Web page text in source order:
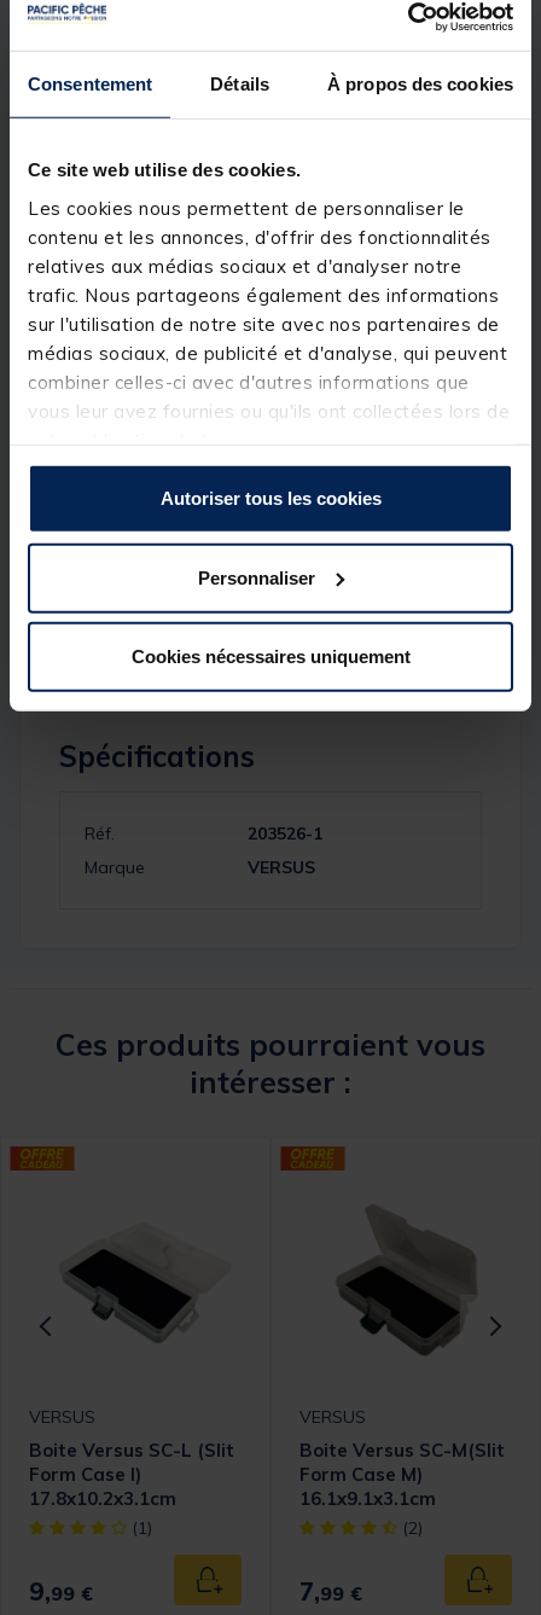
Consentement Détails À propos des cookies
Ce site web utilise des cookies.
Les cookies nous permettent de personnaliser le
contenu et les annonces, d'offrir des fonctionnalités
relatives aux médias sociaux et d'analyser notre
trafic. Nous partageons également des informations
sur l'utilisation de notre site avec nos partenaires de
médias sociaux, de publicité et d'analyse, qui peuvent
combiner celles-ci avec d'autres informations que
vous leur avez fournies ou qu'ils ont collectées lors de
Autoriser tous les cookies
Personnaliser
Cookies nécessaires uniquement
couvercle articulé comporte un insert en mousse
pour accrocher vos leurres et un petit compartiment
pour les autres fournitures de pêche. Cette section
est dotée de deux séparateurs amovibles
permettant de varier la taille des compartiments.
Étui en plastique transparent avec couvercle à
charnière
Insert en mousse avec fentes prédécoupées
Deux séparateurs en plastique amovibles
Fermeture sécurisée par loquet en plastique
Patte de suspension en plastique amovible
Spécifications
Réf.
203526-1
Marque
VERSUS
Ces produits pourraient vous
intéresser :
Rating
panier
VERSUS
Boite Versus SC-L (Slit
Form Case l)
17.8x10.2x3.1cm
[object Object] out of 5 Customer Rating
(1)
9,99 € Ajouter au panier
VERSUS
Boite Versus SC-M(Slit
Form Case M)
16.1x9.1x3.1cm
[object Object] out of 5
(2)
7,99 €